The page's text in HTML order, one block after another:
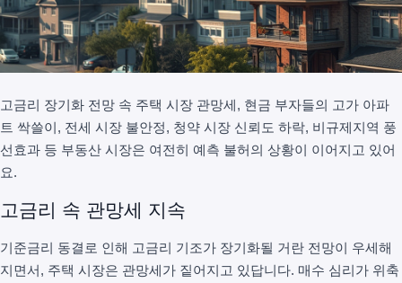
고금리 장기화 전망 속 주택 시장 관망세, 현금 부자들의 고가 아파
트 싹쓸이, 전세 시장 불안정, 청약 시장 신뢰도 하락, 비규제지역 풍
선효과 등 부동산 시장은 여전히 예측 불허의 상황이 이어지고 있어
요.
고금리 속 관망세 지속
기준금리 동결로 인해 고금리 기조가 장기화될 거란 전망이 우세해
지면서, 주택 시장은 관망세가 짙어지고 있답니다. 매수 심리가 위축